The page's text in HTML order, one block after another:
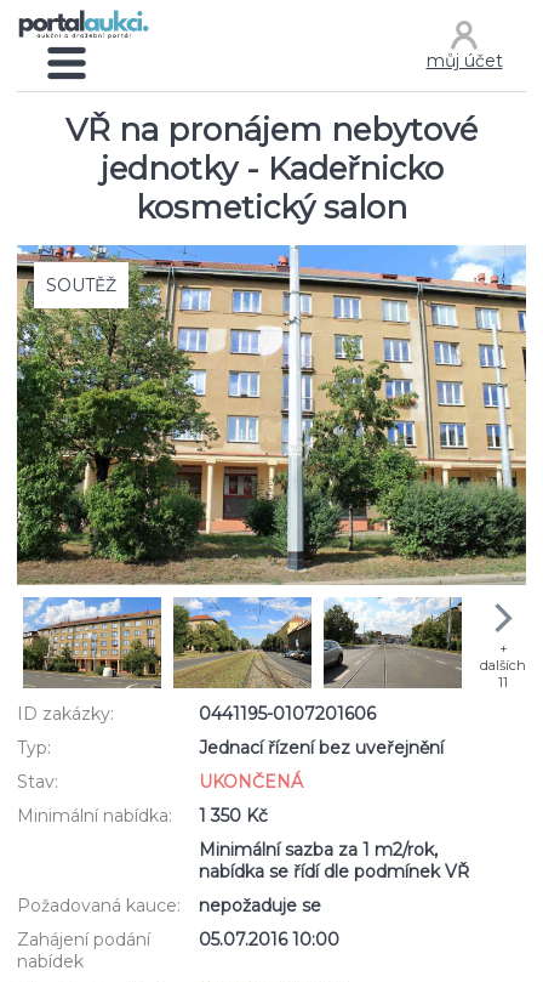
VŘ na pronájem nebytové
jednotky - Kadeřnicko
kosmetický salon
SOUTĚŽ
+
dalších
11
ID zakázky:
0441195-0107201606
Typ:
Jednací řízení bez uveřejnění
Stav:
UKONČENÁ
Minimální nabídka:
1 350 Kč
Minimální sazba za 1 m2/rok,
nabídka se řídí dle podmínek VŘ
Požadovaná kauce:
nepožaduje se
Zahájení podání
nabídek
05.07.2016 10:00
můj účet